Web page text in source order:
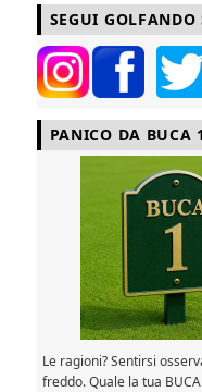
SEGUI
PANICO DA BUCA 1
Le ragioni? Sentirsi
freddo. Quale la tua